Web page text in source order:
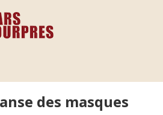
des masques